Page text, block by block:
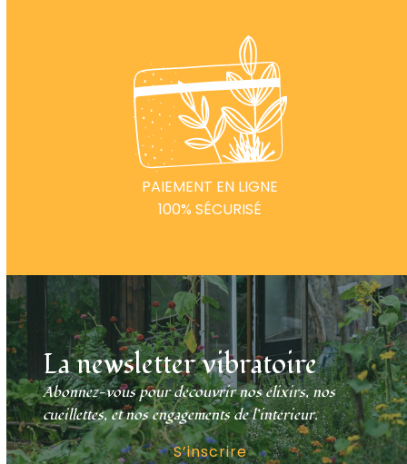
PAIEMENT EN LIGNE
100% SÉCURISÉ
La newsletter vibratoire
Abonnez-vous pour découvrir nos élixirs, nos
cueillettes, et nos engagements de l’intérieur.
S’inscrire